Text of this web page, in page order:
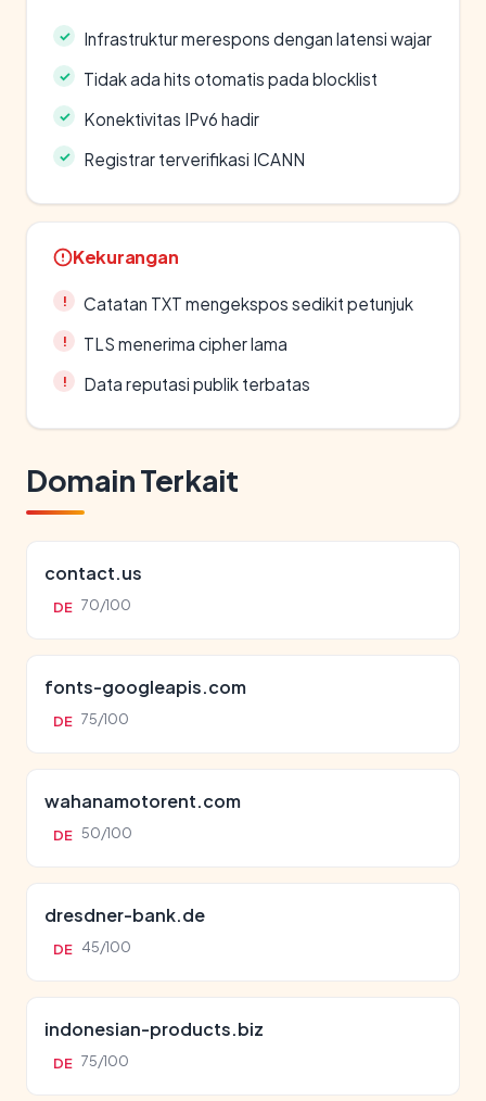
Infrastruktur merespons dengan latensi wajar
Tidak ada hits otomatis pada blocklist
Konektivitas IPv6 hadir
Registrar terverifikasi ICANN
Kekurangan
Catatan TXT mengekspos sedikit petunjuk
TLS menerima cipher lama
Data reputasi publik terbatas
Domain Terkait
contact.us
DE 70/100
fonts-googleapis.com
DE 75/100
wahanamotorent.com
DE 50/100
dresdner-bank.de
DE 45/100
indonesian-products.biz
DE 75/100